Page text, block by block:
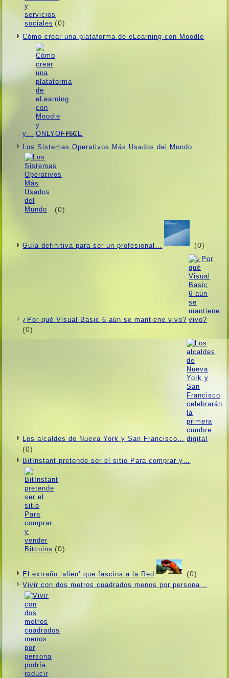
(0)
Cómo crear una plataforma de eLearning con Moodle
y… (5)
Los Sistemas Operativos Más Usados ​​del Mundo
(0)
Guí­a definitiva para ser un profesional… (0)
¿Por qué Visual Basic 6 aún se mantiene vivo?
(0)
Los alcaldes de Nueva York y San Francisco…
(0)
BitInstant pretende ser el sitio Para comprar y…
(0)
El extraño ‘alien’ que fascina a la Red (0)
Vivir con dos metros cuadrados menos por persona…